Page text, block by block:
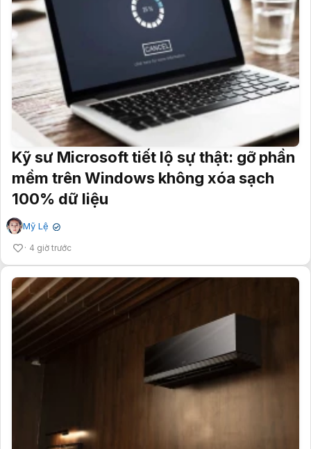
Kỹ sư Microsoft tiết lộ sự thật: gỡ phần
mềm trên Windows không xóa sạch
100% dữ liệu
Mỹ Lệ ✔
4 giờ trước